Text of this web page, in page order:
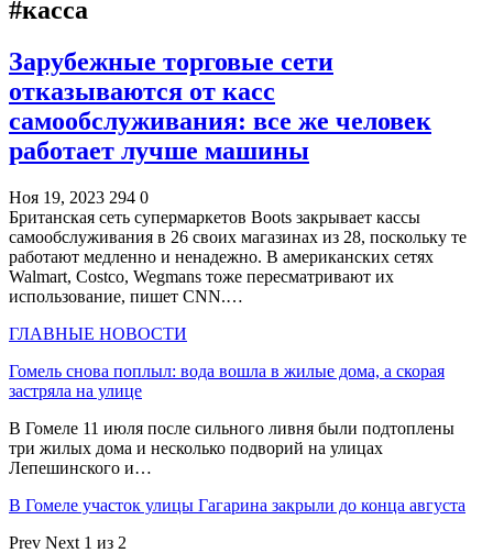
#касса
Зарубежные торговые сети
отказываются от касс
самообслуживания: все же человек
работает лучше машины
Ноя 19, 2023 294 0
Британская сеть супермаркетов Boots закрывает кассы
самообслуживания в 26 своих магазинах из 28, поскольку те
работают медленно и ненадежно. В американских сетях
Walmart, Costco, Wegmans тоже пересматривают их
использование, пишет CNN.…
ГЛАВНЫЕ НОВОСТИ
Гомель снова поплыл: вода вошла в жилые дома, а скорая
застряла на улице
В Гомеле 11 июля после сильного ливня были подтоплены
три жилых дома и несколько подворий на улицах
Лепешинского и…
В Гомеле участок улицы Гагарина закрыли до конца августа
Prev Next 1 из 2